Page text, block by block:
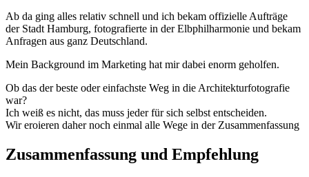
Ab da ging alles relativ schnell und ich bekam offizielle Aufträge
der Stadt Hamburg, fotografierte in der Elbphilharmonie und bekam
Anfragen aus ganz Deutschland.
Mein Background im Marketing hat mir dabei enorm geholfen.
Ob das der beste oder einfachste Weg in die Architekturfotografie
war?
Ich weiß es nicht, das muss jeder für sich selbst entscheiden.
Wir eroieren daher noch einmal alle Wege in der Zusammenfassung
Zusammenfassung und Empfehlung